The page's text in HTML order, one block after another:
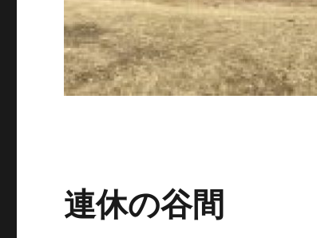
連休の谷間